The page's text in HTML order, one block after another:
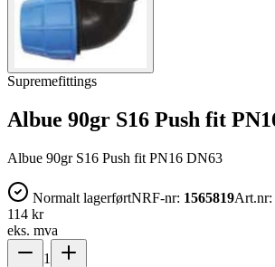
Supremefittings
Albue 90gr S16 Push fit
Albue 90gr S16 Push fit PN16 DN63
Normalt lagerførtNRF-nr: 1565819Art.nr:
114 kr
eks. mva
1